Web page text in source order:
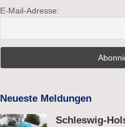
E-Mail-Adresse:
Neueste Meldungen
Schleswig-